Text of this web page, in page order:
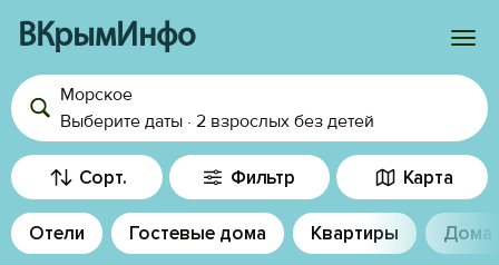
ВКрымИнфо
Войти
Избранное
История просмотра
Морское
Выберите даты · 2 взрослых без детей
Сорт. Фильтр Карта
Отели Гостевые дома Квартиры Дома